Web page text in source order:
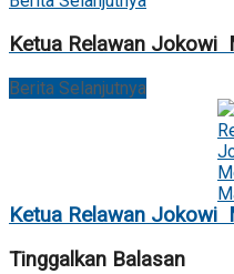
Ketua Relawan Jokowi
Berita Selanjutnya
Ketua Relawan Jokowi
Tinggalkan Balasan